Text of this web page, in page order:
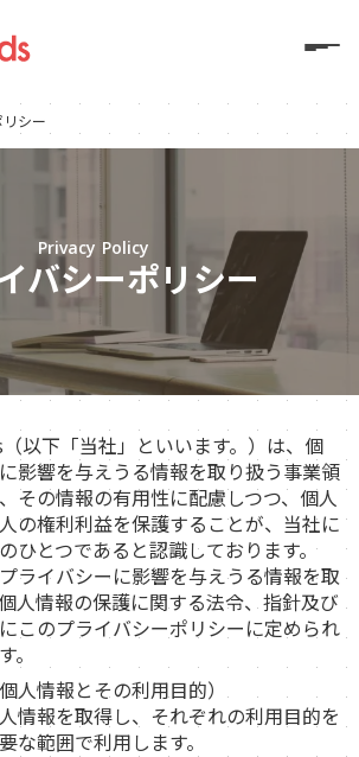
シー
Privacy Policy
バシーポリシー
以下「当社」といいます。）は、個
影響を与えうる情報を取り扱う事業領
その情報の有用性に配慮しつつ、個人
の権利利益を保護することが、当社に
ひとつであると認識しております。
ライバシーに影響を与えうる情報を取
人情報の保護に関する法令、指針及び
このプライバシーポリシーに定められ
。
人情報とその利用目的）
情報を取得し、それぞれの利用目的を
な範囲で利用します。